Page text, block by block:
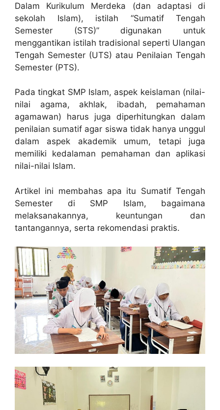
Dalam Kurikulum Merdeka (dan adaptasi di
sekolah Islam), istilah “Sumatif Tengah
Semester (STS)” digunakan untuk
menggantikan istilah tradisional seperti Ulangan
Tengah Semester (UTS) atau Penilaian Tengah
Semester (PTS).
Pada tingkat SMP Islam, aspek keislaman (nilai-
nilai agama, akhlak, ibadah, pemahaman
agamawan) harus juga diperhitungkan dalam
penilaian sumatif agar siswa tidak hanya unggul
dalam aspek akademik umum, tetapi juga
memiliki kedalaman pemahaman dan aplikasi
nilai-nilai Islam.
Artikel ini membahas apa itu Sumatif Tengah
Semester di SMP Islam, bagaimana
melaksanakannya, keuntungan dan
tantangannya, serta rekomendasi praktis.